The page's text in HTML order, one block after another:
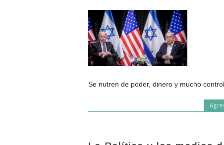
Se nutren de poder, dinero y mucho